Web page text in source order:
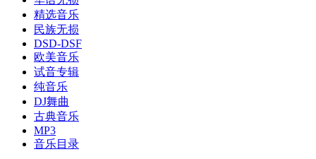
精选音乐
民族无损
DSD-DSF
欧美音乐
试音专辑
纯音乐
DJ舞曲
古典音乐
MP3
音乐目录